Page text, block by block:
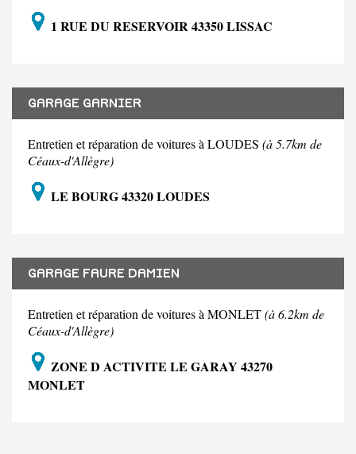
1 RUE DU RESERVOIR 43350 LISSAC
GARAGE GARNIER
Entretien et réparation de voitures à LOUDES (à 5.7km de
Céaux-d'Allègre)
LE BOURG 43320 LOUDES
GARAGE FAURE DAMIEN
Entretien et réparation de voitures à MONLET(à 6.2km de
Céaux-d'Allègre)
ZONE D ACTIVITE LE GARAY 43270
MONLET